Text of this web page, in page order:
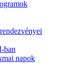
ban
napok